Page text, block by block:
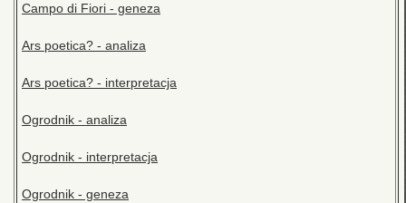
Campo di Fiori - geneza
Ars poetica? - analiza
Ars poetica? - interpretacja
Ogrodnik - analiza
Ogrodnik - interpretacja
Ogrodnik - geneza